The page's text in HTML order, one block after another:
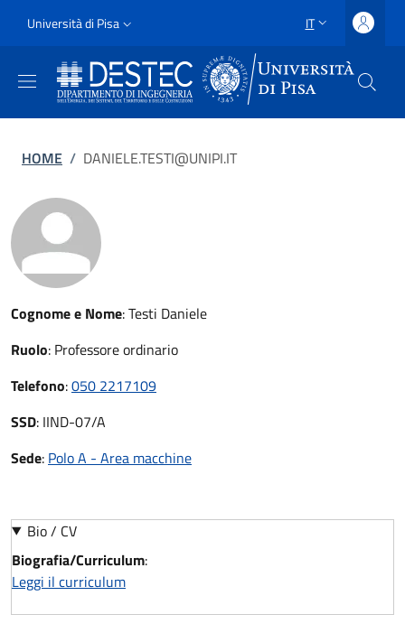
Slim
Università di Pisa SELETTORE
IT
Briciole di pane
HOME / DANIELE.TESTI@UNIPI.IT
Cognome e Nome:Testi Daniele
Ruolo: Professore ordinario
Telefono:050 2217109
SSD: IIND-07/A
Sede: Polo A - Area macchine
Bio / CV
Biografia/Curriculum:
Leggi il curriculum